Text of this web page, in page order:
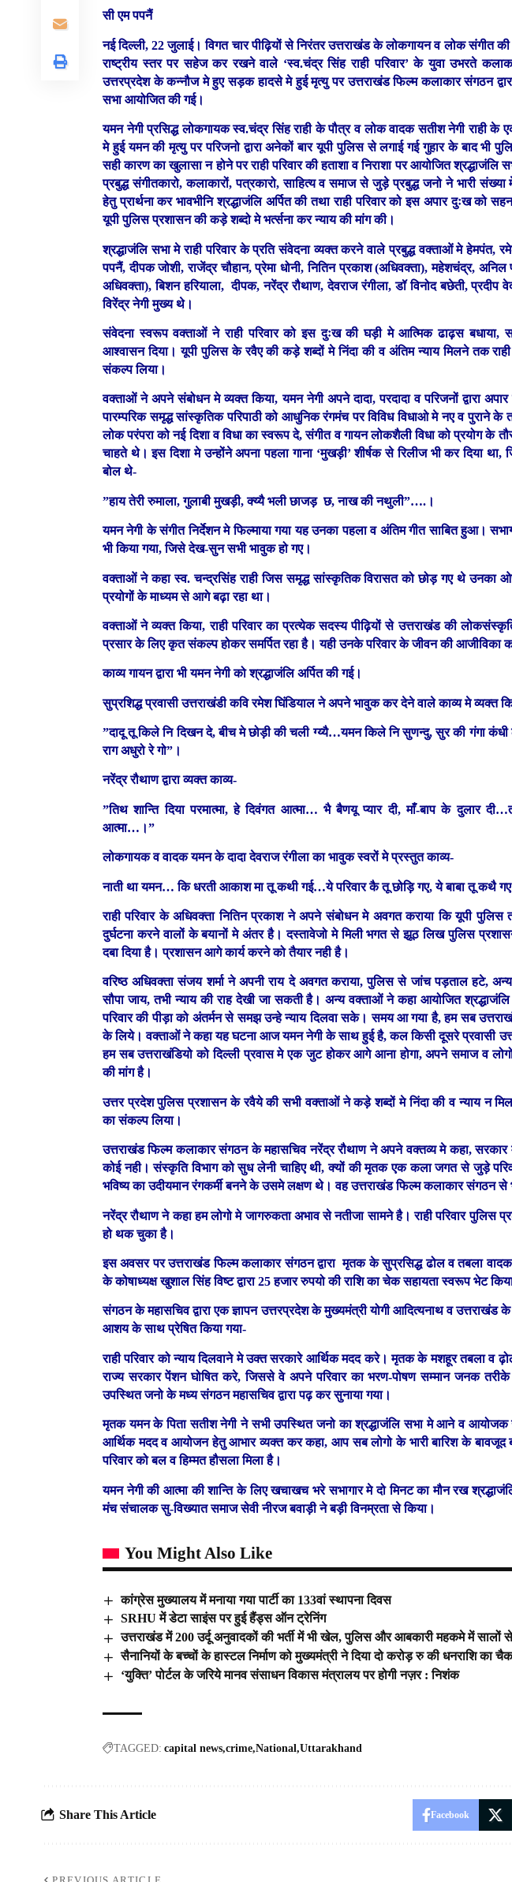
सी एम पपनैं
नई दिल्ली, 22 जुलाई। विगत चार पीढ़ियों से निरंतर उत्तराखंड के लोकगायन व लोक संगीत की
राष्ट्रीय स्तर पर सहेज कर रखने वाले ‘स्व.चंद्र सिंह राही परिवार’ के युवा उभरते
उत्तरप्रदेश के कन्नौज मे हुए सड़क हादसे मे हुई मृत्यु पर उत्तराखंड फिल्म कलाकार संगठन
सभा आयोजित की गई।
यमन नेगी प्रसिद्ध लोकगायक स्व.चंद्र सिंह राही के पौत्र व लोक वादक सतीश नेगी राही
मे हुई यमन की मृत्यु पर परिजनो द्वारा अनेकों बार यूपी पुलिस से लगाई गई गुहार के बाद
सही कारण का खुलासा न होने पर राही परिवार की हताशा व निराशा पर आयोजित
प्रबुद्ध संगीतकारो, कलाकारों, पत्रकारो, साहित्य व समाज से जुड़े प्रबुद्ध जनो ने भारी
हेतु प्रार्थना कर भावभीनि श्रद्धाजंलि अर्पित की तथा राही परिवार को इस अपार दुःख को
यूपी पुलिस प्रशासन की कड़े शब्दो मे भर्त्सना कर न्याय की मांग की।
श्रद्धाजंलि सभा मे राही परिवार के प्रति संवेदना व्यक्त करने वाले प्रबुद्ध वक्ताओं मे हेमपंत,
पपनैं, दीपक जोशी, राजेंद्र चौहान, प्रेमा धोनी, नितिन प्रकाश (अधिवक्ता), महेशचंद्र,
अधिवक्ता), बिशन हरियाला, दीपक, नरेंद्र रौथाण, देवराज रंगीला, डॉ विनोद बछेती, प्रदीप
विरेंद्र नेगी मुख्य थे।
संवेदना स्वरूप वक्ताओं ने राही परिवार को इस दुःख की घड़ी मे आत्मिक ढाढ़स बधाया,
आश्वासन दिया। यूपी पुलिस के रवैए की कड़े शब्दों मे निंदा की व अंतिम न्याय मिलने तक
संकल्प लिया।
वक्ताओं ने अपने संबोधन मे व्यक्त किया, यमन नेगी अपने दादा, परदादा व परिजनों द्वारा
पारम्परिक समृद्ध सांस्कृतिक परिपाठी को आधुनिक रंगमंच पर विविध विधाओ मे नए व पुराने के
लोक परंपरा को नई दिशा व विधा का स्वरूप दे, संगीत व गायन लोकशैली विधा को प्रयोग के
चाहते थे। इस दिशा मे उन्होंने अपना पहला गाना ‘मुखड़ी’ शीर्षक से रिलीज भी कर दिया था,
बोल थे-
”हाय तेरी रुमाला, गुलाबी मुखड़ी, क्य्यै भली छाजड़ छ, नाख की नथुली”….।
यमन नेगी के संगीत निर्देशन मे फिल्माया गया यह उनका पहला व अंतिम गीत साबित हुआ।
भी किया गया, जिसे देख-सुन सभी भावुक हो गए।
वक्ताओं ने कहा स्व. चन्द्रसिंह राही जिस समृद्ध सांस्कृतिक विरासत को छोड़ गए थे उनका
प्रयोगों के माध्यम से आगे बढ़ा रहा था।
वक्ताओं ने व्यक्त किया, राही परिवार का प्रत्येक सदस्य पीढ़ियों से उत्तराखंड की
प्रसार के लिए कृत संकल्प होकर समर्पित रहा है। यही उनके परिवार के जीवन की आजीविका
काव्य गायन द्वारा भी यमन नेगी को श्रद्धाजंलि अर्पित की गई।
सुप्रशिद्ध प्रवासी उत्तराखंडी कवि रमेश घिंडियाल ने अपने भावुक कर देने वाले काव्य मे व्यक्त
”दादू तू किले नि दिखन दे, बीच मे छोड़ी की चली ग्य्यै…यमन किले नि सुणन्दु, सुर की गंगा
राग अधुरो रे गो”।
नरेंद्र रौथाण द्वारा व्यक्त काव्य-
”तिथ शान्ति दिया परमात्मा, हे दिवंगत आत्मा… भै बैणयू प्यार दी, माँ-बाप के दुलार
आत्मा…।”
लोकगायक व वादक यमन के दादा देवराज रंगीला का भावुक स्वरों मे प्रस्तुत काव्य-
नाती था यमन… कि धरती आकाश मा तू कथी गई…ये परिवार कै तू छोड़ि गए, ये बाबा तू कथै
राही परिवार के अधिवक्ता नितिन प्रकाश ने अपने संबोधन मे अवगत कराया कि यूपी पुलिस
दुर्घटना करने वालों के बयानों मे अंतर है। दस्तावेजो मे मिली भगत से झूठ लिख पुलिस
दबा दिया है। प्रशासन आगे कार्य करने को तैयार नही है।
वरिष्ठ अधिवक्ता संजय शर्मा ने अपनी राय दे अवगत कराया, पुलिस से जांच पड़ताल हटे,
सौपा जाय, तभी न्याय की राह देखी जा सकती है। अन्य वक्ताओं ने कहा आयोजित श्रद्धाजंलि
परिवार की पीड़ा को अंतर्मन से समझ उन्हे न्याय दिलवा सके। समय आ गया है, हम सब
के लिये। वक्ताओं ने कहा यह घटना आज यमन नेगी के साथ हुई है, कल किसी दूसरे प्रवासी
हम सब उत्तराखंडियो को दिल्ली प्रवास मे एक जुट होकर आगे आना होगा, अपने समाज व
की मांग है।
उत्तर प्रदेश पुलिस प्रशासन के रवैये की सभी वक्ताओं ने कड़े शब्दों मे निंदा की व न्याय न
का संकल्प लिया।
उत्तराखंड फिल्म कलाकार संगठन के महासचिव नरेंद्र रौथाण ने अपने वक्तव्य मे कहा, सरकार
कोई नही। संस्कृति विभाग को सुध लेनी चाहिए थी, क्यों की मृतक एक कला जगत से जुड़े
भविष्य का उदीयमान रंगकर्मी बनने के उसमे लक्षण थे। वह उत्तराखंड फिल्म कलाकार संगठन
नरेंद्र रौथाण ने कहा हम लोगो मे जागरुकता अभाव से नतीजा सामने है। राही परिवार
हो थक चुका है।
इस अवसर पर उत्तराखंड फिल्म कलाकार संगठन द्वारा मृतक के सुप्रसिद्ध ढोल व तबला
के कोषाध्यक्ष खुशाल सिंह विष्ट द्वारा 25 हजार रुपयो की राशि का चेक सहायता स्वरूप भेट
संगठन के महासचिव द्वारा एक ज्ञापन उत्तरप्रदेश के मुख्यमंत्री योगी आदित्यनाथ व उत्तराखंड
आशय के साथ प्रेषित किया गया-
राही परिवार को न्याय दिलवाने मे उक्त सरकारे आर्थिक मदद करे। मृतक के मशहूर तबला व
राज्य सरकार पेंशन घोषित करे, जिससे वे अपने परिवार का भरण-पोषण सम्मान जनक
उपस्थित जनो के मध्य संगठन महासचिव द्वारा पढ़ कर सुनाया गया।
मृतक यमन के पिता सतीश नेगी ने सभी उपस्थित जनो का श्रद्धाजंलि सभा मे आने व
आर्थिक मदद व आयोजन हेतु आभार व्यक्त कर कहा, आप सब लोगो के भारी बारिश के बावजूद
परिवार को बल व हिम्मत हौसला मिला है।
यमन नेगी की आत्मा की शान्ति के लिए खचाखच भरे सभागार मे दो मिनट का मौन रख
मंच संचालक सु-विख्यात समाज सेवी नीरज बवाड़ी ने बड़ी विनम्रता से किया।
You Might Also Like
कांग्रेस मुख्यालय में मनाया गया पार्टी का 133वां स्थापना दिवस
SRHU में डेटा साइंस पर हुई हैंड्स ऑन ट्रेनिंग
उत्तराखंड में 200 उर्दू अनुवादकों की भर्ती में भी खेल, पुलिस और आबकारी महकमे में सालों
सैनानियों के बच्चों के हास्टल निर्माण को मुख्यमंत्री ने दिया दो करोड़ रु की धनराशि का
‘युक्ति’ पोर्टल के जरिये मानव संसाधन विकास मंत्रालय पर होगी नज़र : निशंक
TAGGED: capital news crime National Uttarakhand
Share This Article Facebook